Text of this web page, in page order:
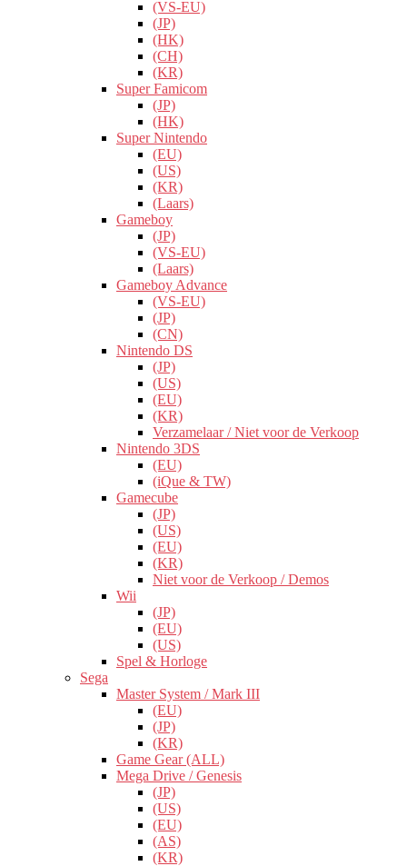
(VS-EU)
(JP)
(HK)
(CH)
(KR)
Super Famicom
(JP)
(HK)
Super Nintendo
(EU)
(US)
(KR)
(Laars)
Gameboy
(JP)
(VS-EU)
(Laars)
Gameboy Advance
(VS-EU)
(JP)
(CN)
Nintendo DS
(JP)
(US)
(EU)
(KR)
Verzamelaar / Niet voor de Verkoop
Nintendo 3DS
(EU)
(iQue & TW)
Gamecube
(JP)
(US)
(EU)
(KR)
Niet voor de Verkoop / Demos
Wii
(JP)
(EU)
(US)
Spel & Horloge
Sega
Master System / Mark III
(EU)
(JP)
(KR)
Game Gear (ALL)
Mega Drive / Genesis
(JP)
(US)
(EU)
(AS)
(KR)